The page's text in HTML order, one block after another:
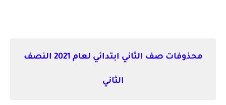
محذوفات صف الثاني ابتدائي لعام 2021 النصف
الثاني